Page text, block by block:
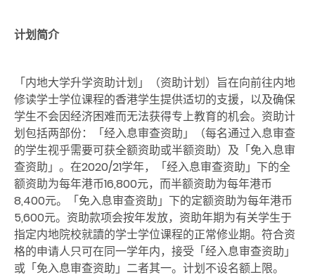
计划简介
「内地大学升学资助计划」（资助计划）旨在向前往内地
修读学士学位课程的香港学生提供适切的支援，以及确保
学生不会因经济困难而无法获得专上教育的机会。资助计
划包括两部份：「经入息审查资助」（每名通过入息审查
的学生视乎需要可获全额资助或半额资助）及「免入息审
查资助」。在2020/21学年，「经入息审查资助」下的全
额资助为每年港币16,800元，而半额资助为每年港币
8,400元。「免入息审查资助」下的定额资助为每年港币
5,600元。资助款项会按年发放，资助年期为有关学生于
指定内地院校就讀的学士学位课程的正常修业期。符合资
格的申请人只可在同一学年内，接受「经入息审查资助」
或「免入息审查资助」二者其一。计划不设名额上限。